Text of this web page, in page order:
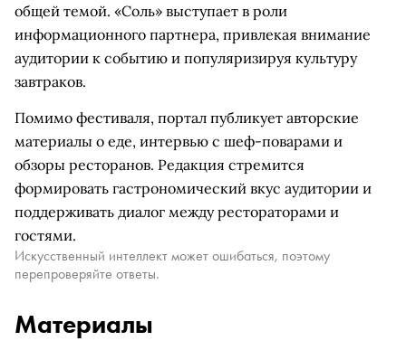
общей темой. «Соль» выступает в роли
информационного партнера, привлекая внимание
аудитории к событию и популяризируя культуру
завтраков.
Помимо фестиваля, портал публикует авторские
материалы о еде, интервью с шеф-поварами и
обзоры ресторанов. Редакция стремится
формировать гастрономический вкус аудитории и
поддерживать диалог между рестораторами и
гостями.
Искусственный интеллект может ошибаться, поэтому
перепроверяйте ответы.
Материалы